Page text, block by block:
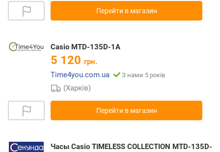
Перейти в магазин
Casio MTD-135D-1A
5 120 грн.
Time4you.com.ua
З нами 5 років
(Харків)
Перейти в магазин
Часы Casio TIMELESS COLLECTION MTD-135D-